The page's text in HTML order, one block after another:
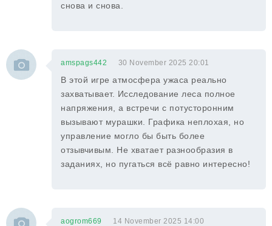
снова и снова.
amspags442 30 November 2025 20:01
В этой игре атмосфера ужаса реально
захватывает. Исследование леса полное
напряжения, а встречи с потусторонним
вызывают мурашки. Графика неплохая, но
управление могло бы быть более
отзывчивым. Не хватает разнообразия в
заданиях, но пугаться всё равно интересно!
aogrom669 14 November 2025 14:00